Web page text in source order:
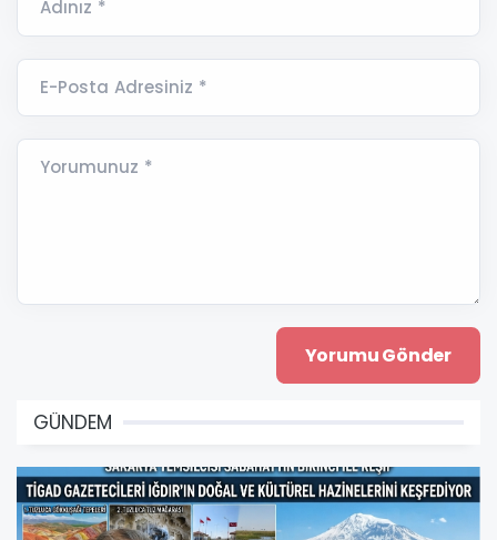
Adınız *
E-Posta Adresiniz *
Yorumunuz *
GÜNDEM